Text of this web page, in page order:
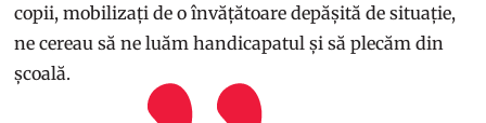
copii, mobilizați de o învățătoare depășită de situație,
ne cereau să ne luăm handicapatul și să plecăm din
școală.